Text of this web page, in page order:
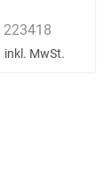
223418
inkl. MwSt.